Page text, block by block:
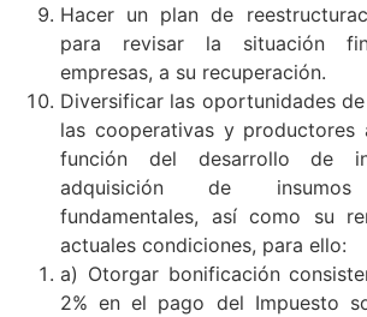
Hacer un plan de
para revisar la situación
empresas, a su recuperación.
Diversificar las oportunidades
las cooperativas y productores
función del desarrollo de
adquisición de insumos
fundamentales, así como su
actuales condiciones, para ello:
a) Otorgar bonificación
2% en el pago del Impuesto